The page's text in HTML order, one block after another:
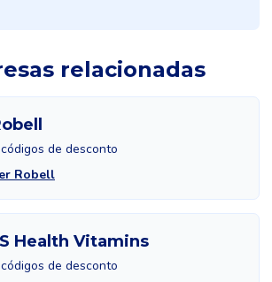
relacionadas
de desconto
Robell
Health Vitamins
de desconto